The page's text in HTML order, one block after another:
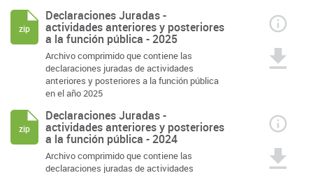
Declaraciones Juradas -
actividades anteriores y posteriores
a la función pública - 2025
Archivo comprimido que contiene las
declaraciones juradas de actividades
anteriores y posteriores a la función pública
en el año 2025
zip
Declaraciones Juradas -
actividades anteriores y posteriores
a la función pública - 2024
Archivo comprimido que contiene las
declaraciones juradas de actividades
zip